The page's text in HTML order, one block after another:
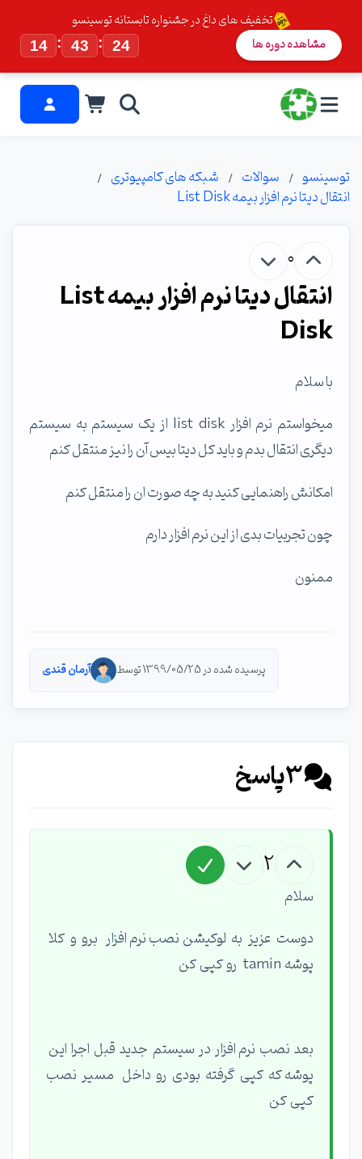
تخفیف های داغ در جشنواره تابستانه توسینسو
14 : 43 : 24 مشاهده دوره ها
توسینسو سوالات
شبکه های کامپیوتری
انتقال دیتا نرم افزار بیمه List Disk
0
انتقال دیتا نرم افزار بیمه List
Disk
با سلام
میخواستم نرم افزار list disk از یک سیستم به سیستم
دیگری انتقال بدم و باید کل دیتا بیس آن را نیز منتقل کنم
امکانش راهنمایی کنید به چه صورت ان را منتقل کنم
چون تجربیات بدی از این نرم افزار دارم
ممنون
پرسیده شده در 1399/05/25 توسط آرمان قندی
3پاسخ
2
سلام
دوست عزیز به لوکیشن نصب نرم افزار برو و کلا
پوشه tamin رو کپی کن
بعد نصب نرم افزار در سیستم جدید قبل اجرا این
پوشه که کپی گرفته بودی رو داخل مسیر نصب
کپی کن